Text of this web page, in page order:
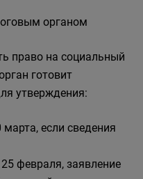
органом
право на социальный
готовит
утверждения:
если сведения
февраля, заявление